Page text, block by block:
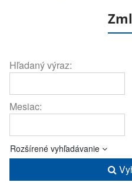
Hľadaný výraz:
Mesiac:
Rozšírené vyhľadávanie